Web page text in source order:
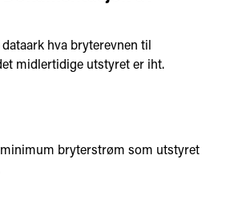
hva bryterevnen til
midlertidige utstyret er iht.
bryterstrøm som utstyret